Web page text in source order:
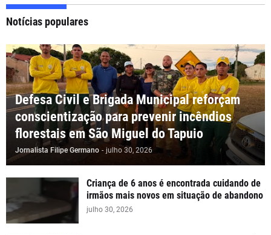
Notícias populares
Defesa Civil e Brigada Municipal reforçam
conscientização para prevenir incêndios
florestais em São Miguel do Tapuio
Jornalista Filipe Germano - julho 30, 2026
Criança de 6 anos é encontrada cuidando de
irmãos mais novos em situação de abandono
julho 30, 2026